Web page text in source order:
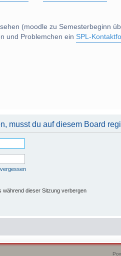
(moodle zu Semesterbeginn
und Problemchen ein SPL-
musst du auf diesem Board
während dieser Sitzung verbergen